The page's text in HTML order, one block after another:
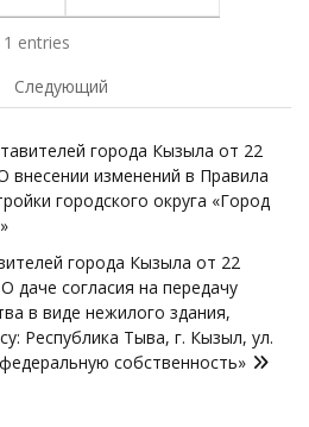
entries
Следующий
города Кызыла от 22
внесении изменений в Правила
городского округа «Город
города Кызыла от 22
даче согласия на передачу
в виде нежилого здания,
Республика Тыва, г. Кызыл, ул.
собственность»